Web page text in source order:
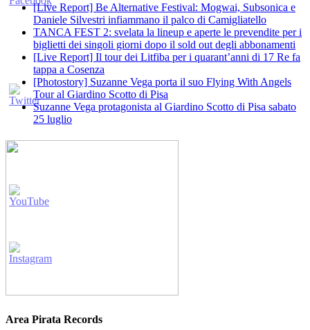
[Live Report] Be Alternative Festival: Mogwai, Subsonica e
Daniele Silvestri infiammano il palco di Camigliatello
TANCA FEST 2: svelata la lineup e aperte le prevendite per i
biglietti dei singoli giorni dopo il sold out degli abbonamenti
[Live Report] Il tour dei Litfiba per i quarant’anni di 17 Re fa
tappa a Cosenza
[Photostory] Suzanne Vega porta il suo Flying With Angels
Tour al Giardino Scotto di Pisa
Suzanne Vega protagonista al Giardino Scotto di Pisa sabato
25 luglio
Area Pirata Records